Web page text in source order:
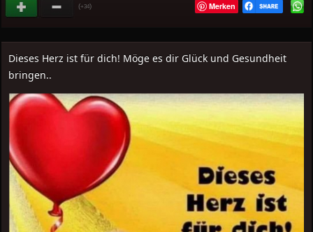
(+34) Merken
Dieses Herz ist für dich! Möge es dir Glück und Gesundheit
bringen..